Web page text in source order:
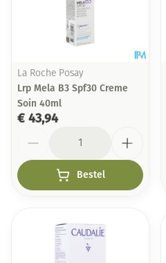
La Roche Posay
Lrp Mela B3 Spf30 Creme
Soin 40ml
€ 43,94
Bestel